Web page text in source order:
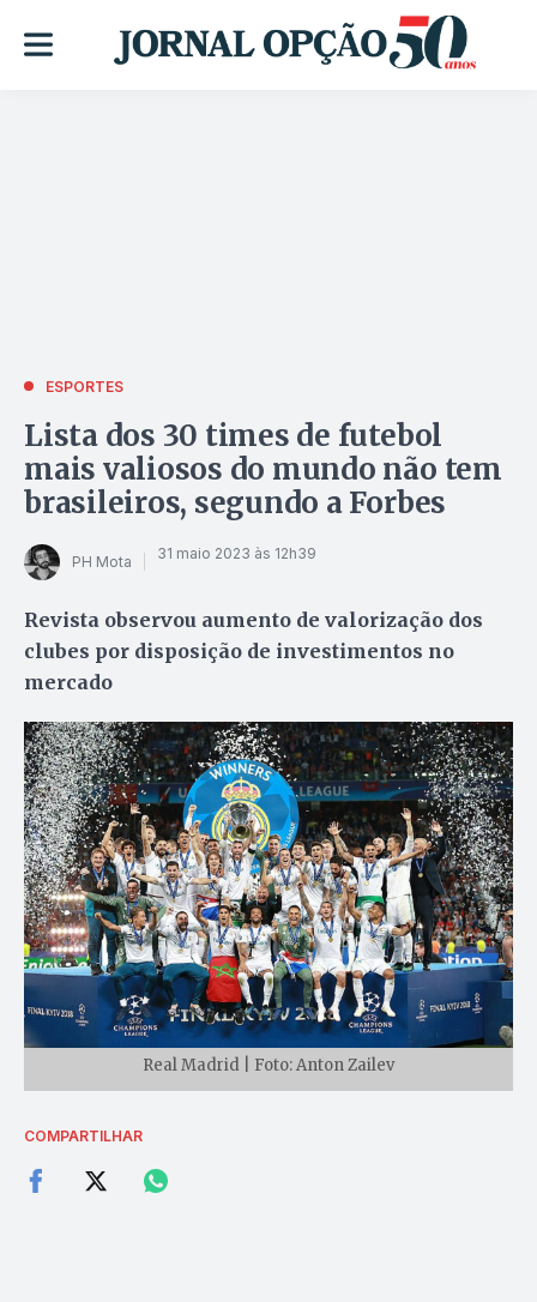
ESPORTES
Lista dos 30 times de futebol
mais valiosos do mundo não tem
brasileiros, segundo a Forbes
PH Mota 31 maio 2023 às 12h39
Revista observou aumento de valorização dos
clubes por disposição de investimentos no
mercado
Real Madrid | Foto: Anton Zailev
COMPARTILHAR